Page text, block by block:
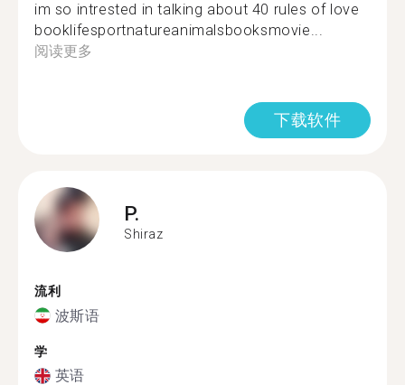
im so intrested in talking about 40 rules of love
booklifesportnatureanimalsbooksmovie...
阅读更多
下载软件
P.
Shiraz
流利
波斯语
学
英语